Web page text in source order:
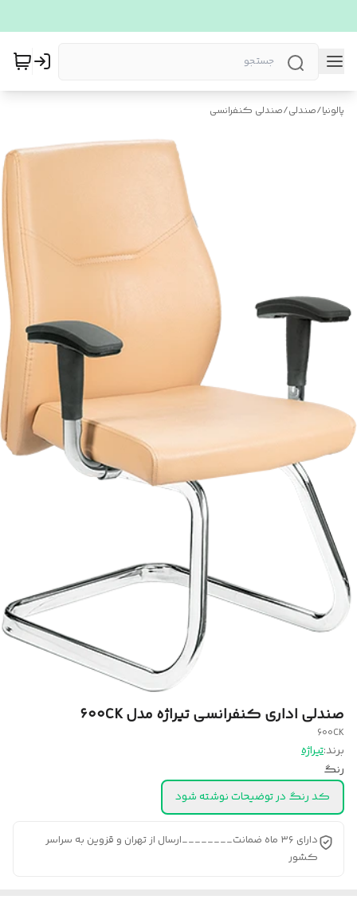
پالونیا/صندلی/صندلی کنفرانسی
صندلی اداری کنفرانسی تیراژه مدل ۶۰۰CK
600CK
برند:تیراژه
رنگ
کد رنگ در توضیحات نوشته شود
دارای ۳۶ ماه ضمانت________ارسال از تهران و قزوین به سراسر
کشور